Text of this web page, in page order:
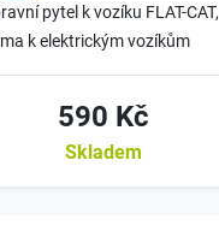
pytel k vozíku FLAT-CAT,
k elektrickým vozíkům
590 Kč
Skladem